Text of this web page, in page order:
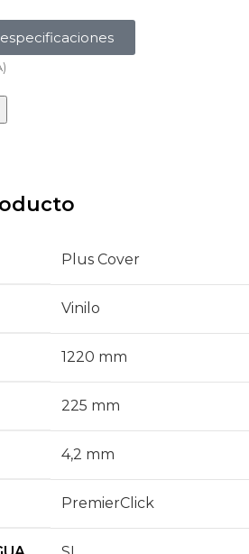
Plus Cover
Vinilo
1220 mm
225 mm
4,2 mm
PremierClick